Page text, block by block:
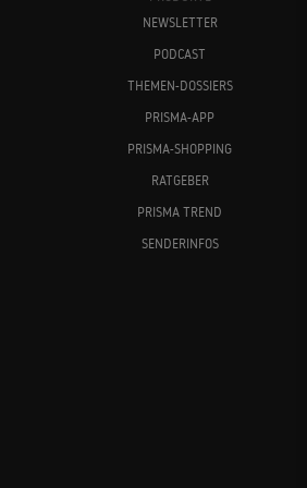
NEWSLETTER
PODCAST
THEMEN-DOSSIERS
PRISMA-APP
PRISMA-SHOPPING
RATGEBER
PRISMA TREND
SENDERINFOS